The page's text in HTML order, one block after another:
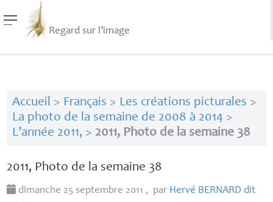
Regard sur l’image
Accueil > Français > Les créations picturales >
La photo de la semaine de 2008 à 2014>
L’année 2011, > 2011, Photo de la semaine 38
2011, Photo de la semaine 38
dimanche 25 septembre 2011 , par Hervé BERNARD dit